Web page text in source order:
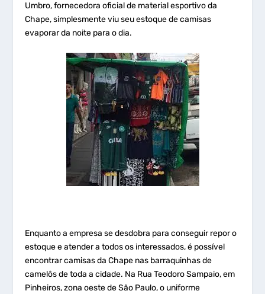
Umbro, fornecedora oficial de material esportivo da
Chape, simplesmente viu seu estoque de camisas
evaporar da noite para o dia.
Enquanto a empresa se desdobra para conseguir repor o
estoque e atender a todos os interessados, é possível
encontrar camisas da Chape nas barraquinhas de
camelôs de toda a cidade. Na Rua Teodoro Sampaio, em
Pinheiros, zona oeste de São Paulo, o uniforme